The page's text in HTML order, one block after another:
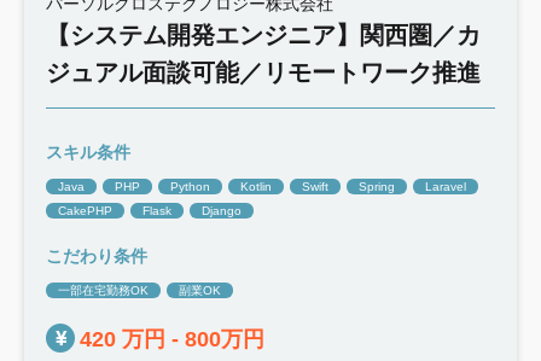
【システム開発エンジニア】関西圏／カ
ジュアル面談可能／リモートワーク推進
スキル条件
Java PHP Python Kotlin Swift Spring
Laravel
CakePHP
Flask Django
こだわり条件
一部在宅勤務OK 副業OK
420 万円 - 800万円